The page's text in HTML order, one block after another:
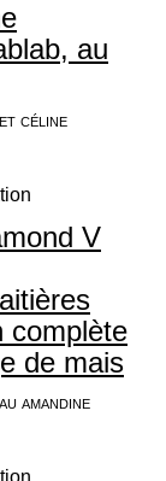
au
céline
V
complète
de mais
amandine